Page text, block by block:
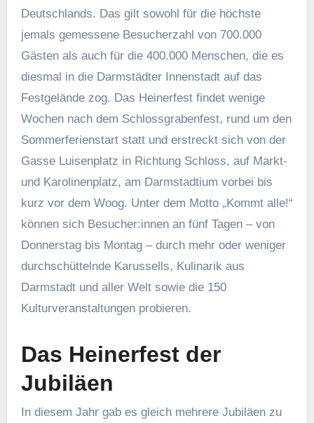
Deutschlands. Das gilt sowohl für die höchste
jemals gemessene Besucherzahl von 700.000
Gästen als auch für die 400.000 Menschen, die es
diesmal in die Darmstädter Innenstadt auf das
Festgelände zog. Das Heinerfest findet wenige
Wochen nach dem Schlossgrabenfest, rund um den
Sommerferienstart statt und erstreckt sich von der
Gasse Luisenplatz in Richtung Schloss, auf Markt-
und Karolinenplatz, am Darmstadtium vorbei bis
kurz vor dem Woog. Unter dem Motto „Kommt alle!“
können sich Besucher:innen an fünf Tagen – von
Donnerstag bis Montag – durch mehr oder weniger
durchschüttelnde Karussells, Kulinarik aus
Darmstadt und aller Welt sowie die 150
Kulturveranstaltungen probieren.
Das Heinerfest der
Jubiläen
In diesem Jahr gab es gleich mehrere Jubiläen zu